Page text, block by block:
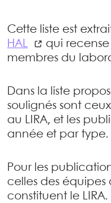
Cette liste est
HAL
qui
membres du
Dans la liste
soulignés sont
au LIRA, et les
année et par type.
Pour les
celles des équipes
constituent le LIRA.